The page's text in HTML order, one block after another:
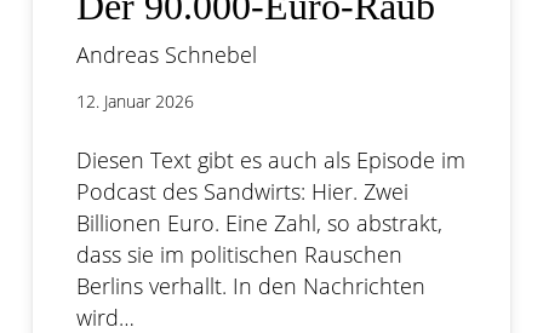
Andreas Schnebel
12. Januar 2026
Diesen Text gibt es auch als Episode im
Podcast des Sandwirts: Hier. Zwei
Billionen Euro. Eine Zahl, so abstrakt,
dass sie im politischen Rauschen
Berlins verhallt. In den Nachrichten
wird…